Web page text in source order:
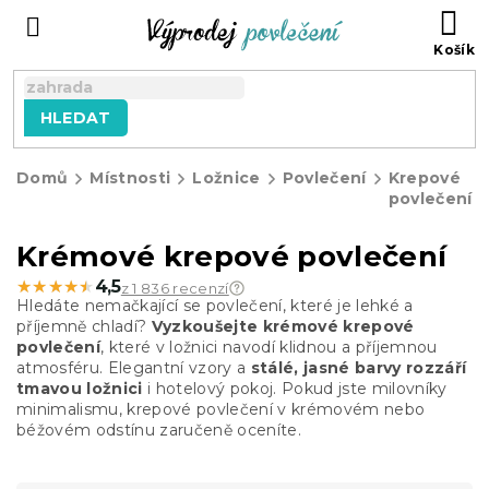
HLEDAT
Domů Místnosti Ložnice Povlečení
Krepové
povlečení
Krémové krepové povlečení
★★★★★
★★★★★ 4,5z 1 836 recenzí
Hledáte nemačkající se povlečení, které je lehké a
příjemně chladí? Vyzkoušejte krémové krepové
povlečení, které v ložnici navodí klidnou a příjemnou
atmosféru. Elegantní vzory a stálé, jasné barvy rozzáří
tmavou ložnici i hotelový pokoj. Pokud jste milovníky
minimalismu, krepové povlečení v krémovém nebo
béžovém odstínu zaručeně oceníte.